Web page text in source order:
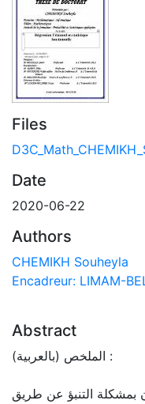
Files
Date
2020-06-22
Authors
CHEMIKH Souheyla
Encadreur: LIMAM-
Abstract
الملخص (بالعربية) :
بمشكلة التنبؤ عن طريق